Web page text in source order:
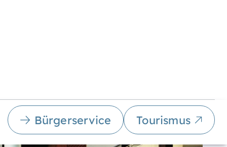
Bürgerservice Tourismus